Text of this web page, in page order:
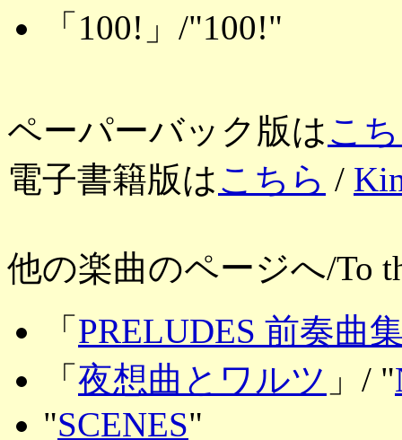
「100!」/"100!"
ペーパーバック版はこ
電子書籍版はこちら /
他の楽曲のページへ/To
「 PRELUDES 前奏曲
「 夜想曲とワルツ 」/ "
"SCENES"